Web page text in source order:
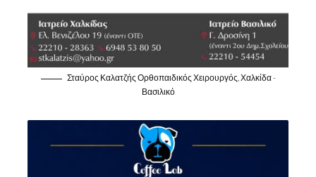
Σταύρος Καλατζής Ορθοπαιδικός Χειρουργός, Χαλκίδα -
Βασιλικό